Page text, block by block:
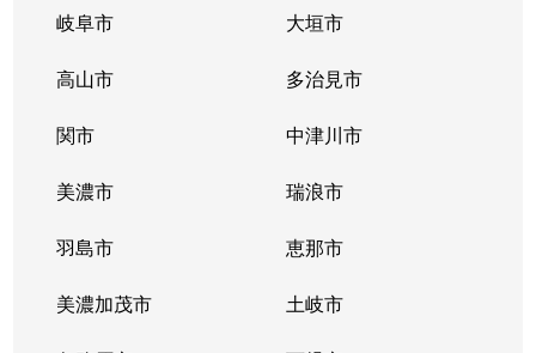
岐阜市 大垣市
高山市 多治見市
関市 中津川市
美濃市 瑞浪市
羽島市 恵那市
美濃加茂市 土岐市